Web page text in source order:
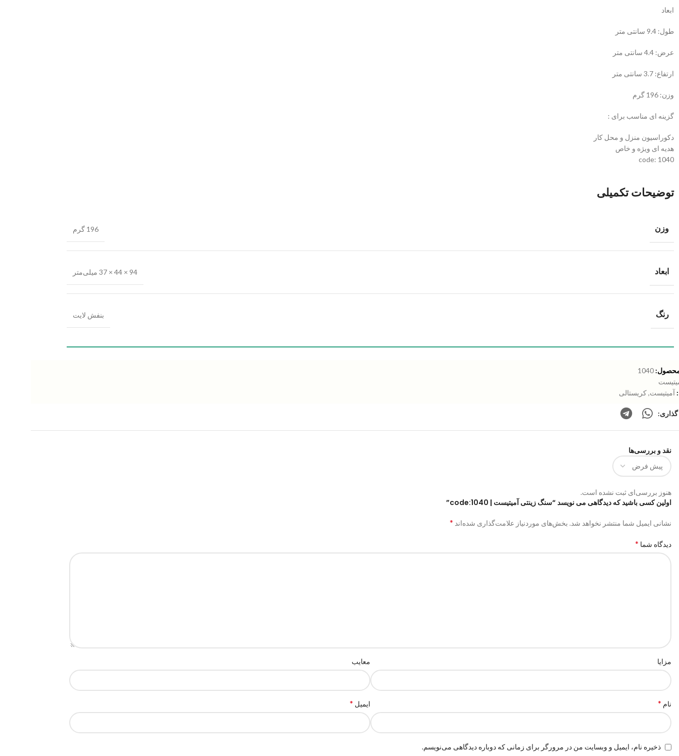
ابعاد
طول: 9.4 سانتی متر
عرض: 4.4 سانتی متر
ارتفاع: 3.7 سانتی متر
وزن: 196 گرم
گزینه ای مناسب برای :
دکوراسیون منزل و محل کار
هدیه ای ویژه و خاص
code: 1040
توضیحات تکمیلی
وزن 196 گرم
ابعاد 94 × 44 × 37 میلی‌متر
رنگ بنفش لایت
1040
آمیتیست,کریستالی
نقد و بررسی‌ها
هنوز بررسی‌ای ثبت نشده است.
اولین کسی باشید که دیدگاهی می نویسد “سنگ زینتی آمیتیست | code:1040”
نشانی ایمیل شما منتشر نخواهد شد. بخش‌های موردنیاز علامت‌گذاری شده‌اند *
دیدگاه شما *
مزایا معایب
نام * ایمیل *
ذخیره نام، ایمیل و وبسایت من در مرورگر برای زمانی که دوباره دیدگاهی می‌نویسم.